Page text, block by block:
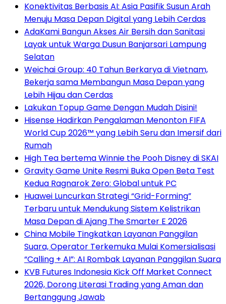
Konektivitas Berbasis AI: Asia Pasifik Susun Arah
Menuju Masa Depan Digital yang Lebih Cerdas
AdaKami Bangun Akses Air Bersih dan Sanitasi
Layak untuk Warga Dusun Banjarsari Lampung
Selatan
Weichai Group: 40 Tahun Berkarya di Vietnam,
Bekerja sama Membangun Masa Depan yang
Lebih Hijau dan Cerdas
Lakukan Topup Game Dengan Mudah Disini!
Hisense Hadirkan Pengalaman Menonton FIFA
World Cup 2026™ yang Lebih Seru dan Imersif dari
Rumah
High Tea bertema Winnie the Pooh Disney di SKAI
Gravity Game Unite Resmi Buka Open Beta Test
Kedua Ragnarok Zero: Global untuk PC
Huawei Luncurkan Strategi “Grid-Forming”
Terbaru untuk Mendukung Sistem Kelistrikan
Masa Depan di Ajang The Smarter E 2026
China Mobile Tingkatkan Layanan Panggilan
Suara, Operator Terkemuka Mulai Komersialisasi
“Calling + AI”: AI Rombak Layanan Panggilan Suara
KVB Futures Indonesia Kick Off Market Connect
2026, Dorong Literasi Trading yang Aman dan
Bertanggung Jawab